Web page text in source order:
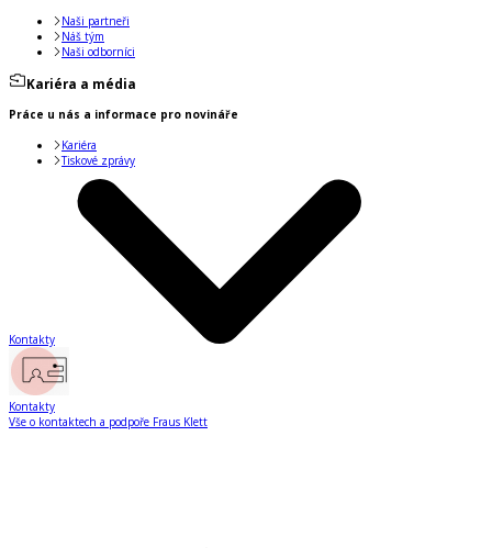
Naši partneři
Náš tým
Naši odborníci
Kariéra a média
Práce u nás a informace pro novináře
Kariéra
Tiskové zprávy
Kontakty
Kontakty
Vše o kontaktech a podpoře Fraus Klett